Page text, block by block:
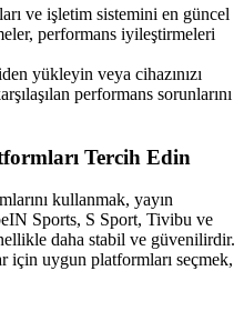
ve işletim sistemini en güncel
performans iyileştirmeleri
yükleyin veya cihazınızı
performans sorunlarını
Tercih Edin
kullanmak, yayın
Sports, S Sport, Tivibu ve
daha stabil ve güvenilirdir.
uygun platformları seçmek,